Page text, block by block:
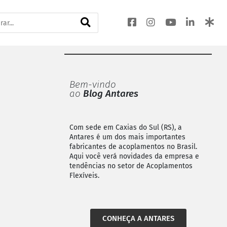
Bem-vindo
ao Blog Antares
Com sede em Caxias do Sul (RS), a
Antares é um dos mais importantes
fabricantes de acoplamentos no Brasil.
Aqui você verá novidades da empresa e
tendências no setor de Acoplamentos
Flexíveis.
CONHEÇA A ANTARES